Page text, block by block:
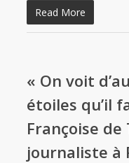
Read More
« On voit
étoiles qu’il
Françoise
journaliste à